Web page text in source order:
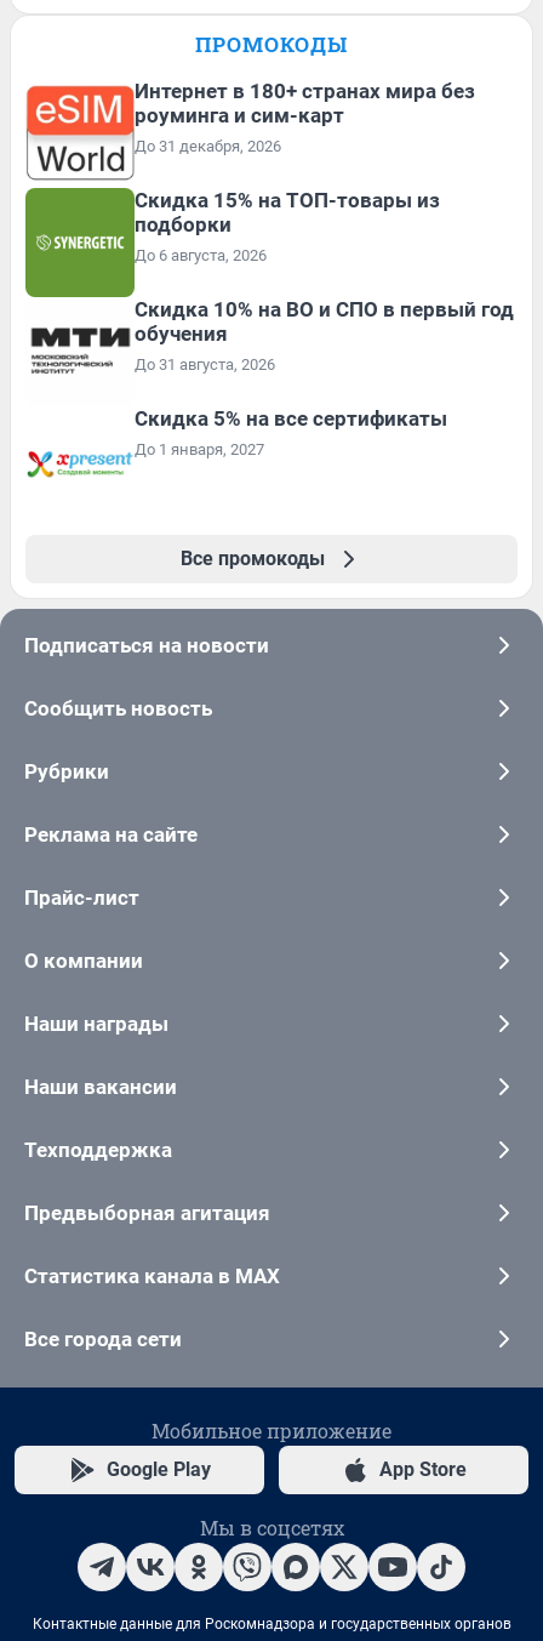
ПРОМОКОДЫ
Интернет в 180+ странах мира без
роуминга и сим-карт
До 31 декабря, 2026
Скидка 15% на ТОП-товары из
подборки
До 6 августа, 2026
Скидка 10% на ВО и СПО в первый год
обучения
До 31 августа, 2026
Скидка 5% на все сертификаты
До 1 января, 2027
Все промокоды
Подписаться на новости
Сообщить новость
Рубрики
Реклама на сайте
Прайс-лист
О компании
Наши награды
Наши вакансии
Техподдержка
Предвыборная агитация
Статистика канала в MAX
Все города сети
Мобильное приложение
Google Play App Store
Мы в соцсетях
Контактные данные для Роскомнадзора и государственных органов